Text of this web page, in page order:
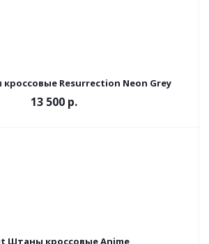
Resurrection Neon Grey
13 500 р.
Штаны кроссовые Anime